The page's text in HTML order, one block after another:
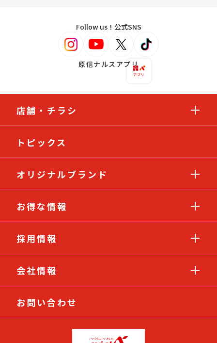
Follow us！公式SNS
原信ナルスアプリ
店舗・チラシ
トピックス
オリジナルブランド
お得な情報
採用情報
会社情報
お問い合わせ